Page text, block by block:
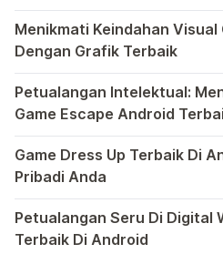
Ponsel pintar telah mengubah
Menikmati Keindahan Visual
Dengan Grafik Terbaik
Semakin berkembangnya
Petualangan Intelektual:
Game Escape Android
Dalam dunia game Android,
Game Dress Up Terbaik Di
Pribadi Anda
Saat ini, platform Android
Petualangan Seru Di Digital
Terbaik Di Android